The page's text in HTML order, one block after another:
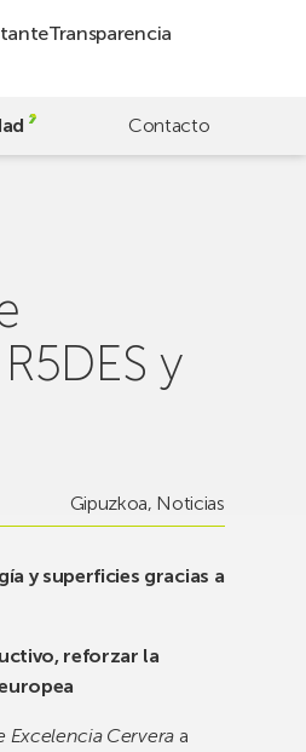
Transparencia
Contacto
y
Gipuzkoa, Noticias
y superficies gracias a
reforzar la
Excelencia Cerveraa